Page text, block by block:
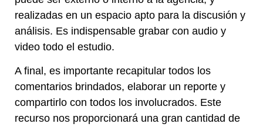
realizadas en un espacio apto para la discusión y
análisis. Es indispensable grabar con audio y
video todo el estudio.
A final, es importante recapitular todos los
comentarios brindados, elaborar un reporte y
compartirlo con todos los involucrados. Este
recurso nos proporcionará una gran cantidad de